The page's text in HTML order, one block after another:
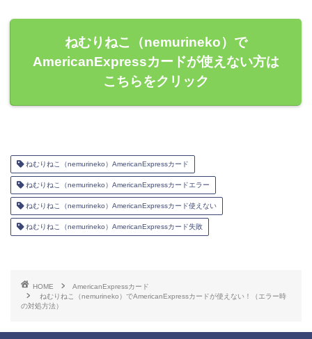
ねむりねこ（nemurineko）で
AmericanExpressカードが使えない方は
こちらをクリック
ねむりねこ（nemurineko）AmericanExpressカード
ねむりねこ（nemurineko）AmericanExpressカードエラー
ねむりねこ（nemurineko）AmericanExpressカード使えない
ねむりねこ（nemurineko）AmericanExpressカード失敗
HOME
AmericanExpressカード
ねむりねこ（nemurineko）でAmericanExpressカードが使えない！（エラー時
の対処方法）